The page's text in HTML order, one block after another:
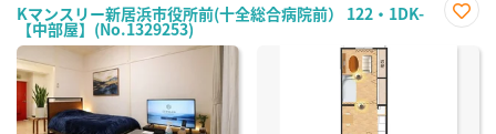
Kマンスリー新居浜市役所前(十全総合病院前） 122・1DK-
【中部屋】(No.1329253)
に入